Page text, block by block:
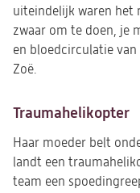
uiteindelijk waren het
zwaar om te doen, je
en bloedcirculatie
Zoë.
Traumahelikopter
Haar moeder belt
landt een
team een